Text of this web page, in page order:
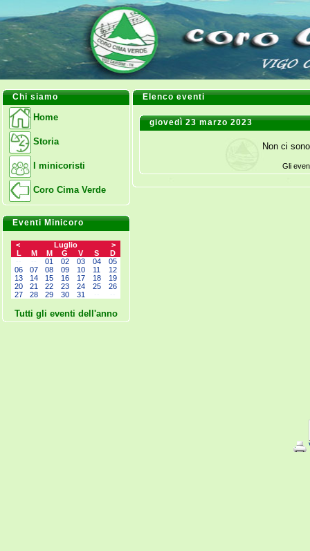
Chi siamo
Home
Storia
I minicoristi
Coro Cima Verde
Eventi Minicoro
< Luglio
>
L
M M G V S
D
01 02 03 04
05
06
07 08 09 10 11
12
13
14 15 16 17 18
19
20
21 22 23 24 25
26
27
28 29 30 31
Tutti gli eventi dell'anno
Elenco eventi
giovedì 23 marzo 2023
Non ci
Gli